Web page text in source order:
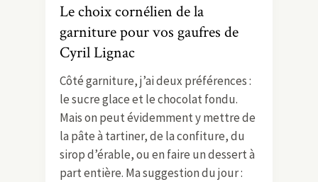
Le choix cornélien de la
garniture pour vos gaufres de
Cyril Lignac
Côté garniture, j’ai deux préférences :
le sucre glace et le chocolat fondu.
Mais on peut évidemment y mettre de
la pâte à tartiner, de la confiture, du
sirop d’érable, ou en faire un dessert à
part entière. Ma suggestion du jour :